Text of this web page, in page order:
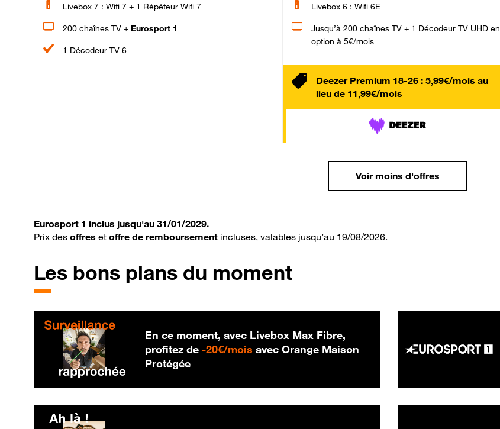
Livebox 7 : Wifi 7 + 1 Répéteur Wifi 7
200 chaînes TV + Eurosport 1
1 Décodeur TV 6
Livebox 6 : Wifi 6E
Jusqu’à 200 chaînes TV + 1 Décodeur TV UHD en
option à 5€/mois
Deezer Premium 18-26 : 5,99€/mois au
lieu de 11,99€/mois
Voir moins d'offres
Eurosport 1 inclus jusqu'au 31/01/2029.
Prix des offres et offre de remboursement incluses, valables jusqu’au 19/08/2026.
Les bons plans du moment
En ce moment, avec Livebox Max Fibre,
profitez de -20€/mois 20 € par mois
avec Orange Maison
Protégée